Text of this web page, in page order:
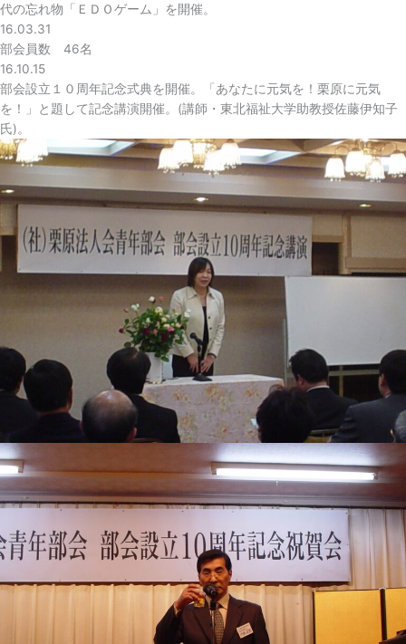
代の忘れ物「ＥＤＯゲーム」を開催。
16.03.31
部会員数 46名
16.10.15
部会設立１０周年記念式典を開催。「あなたに元気を！栗原に元気
を！」と題して記念講演開催。(講師・東北福祉大学助教授佐藤伊知子
氏)。